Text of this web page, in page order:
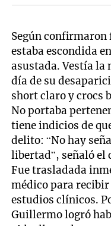
Según confirmaron
estaba escondida
asustada. Vestía la
día de su
short claro y crocs
No portaba
tiene indicios de
delito: “No hay
libertad”, señaló el
Fue trasladada
médico para recibir
estudios clínicos.
Guillermo logró